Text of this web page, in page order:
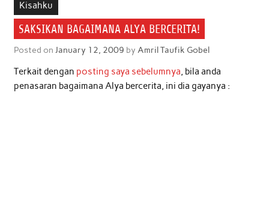
Kisahku
SAKSIKAN BAGAIMANA ALYA BERCERITA!
Posted on January 12, 2009 by Amril Taufik Gobel
Terkait dengan posting saya sebelumnya, bila anda
penasaran bagaimana Alya bercerita, ini dia gayanya :